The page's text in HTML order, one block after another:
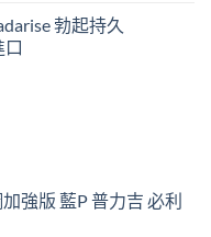
勃起持久
口
強版 藍P 普力吉 必利